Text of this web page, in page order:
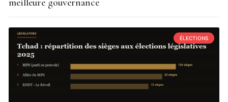
meilleure gouvernance
ÉLECTIONS